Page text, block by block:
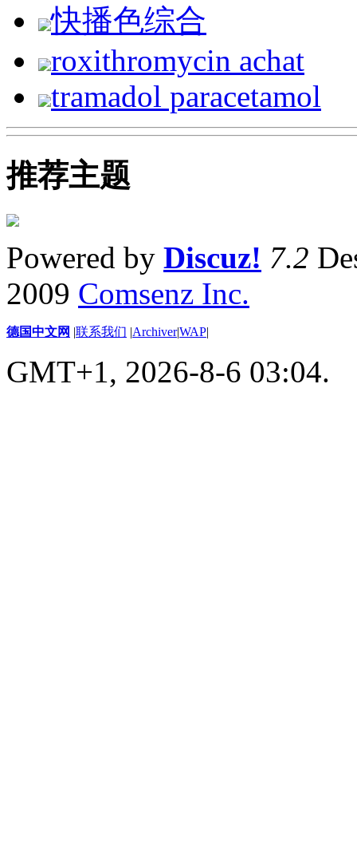
快播色综合
roxithromycin achat
tramadol paracetamol
推荐主题
Powered by Discuz! 7.2
2009 Comsenz Inc.
德国中文网 |联系我们 |Archiver|WAP|
GMT+1, 2026-8-6 03:04.